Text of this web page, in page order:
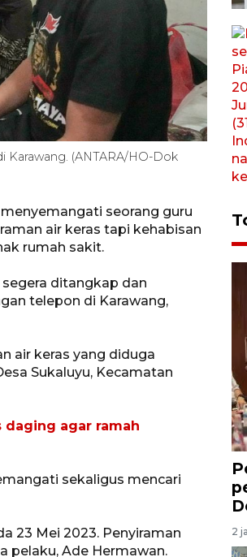
Karawang. (ANTARA/HO-Dok
seorang guru
air keras tapi kehabisan
rumah sakit.
ditangkap dan
telepon di Karawang,
air keras yang diduga
Sukaluyu, Kecamatan
agar ramah
sekaligus mencari
23 Mei 2023. Penyiraman
pelaku, Ade Hermawan.
2